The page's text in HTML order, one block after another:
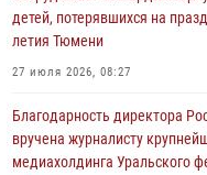
06 августа 2026, 12:33 2
области» в рамках акции
06 августа 2026, 04:41 3
детей, потерявшихся на
летия Тюмени
27 июля 2026, 08:27
Благодарность директора
вручена журналисту
медиахолдинга Уральского